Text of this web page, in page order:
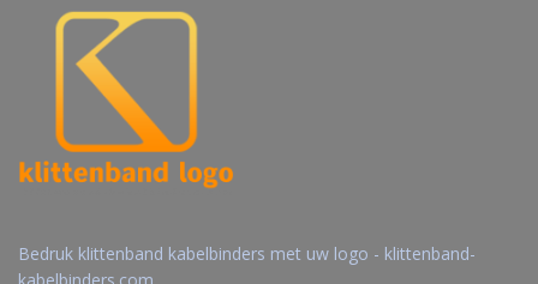
Bedruk klittenband kabelbinders met uw logo - klittenband-